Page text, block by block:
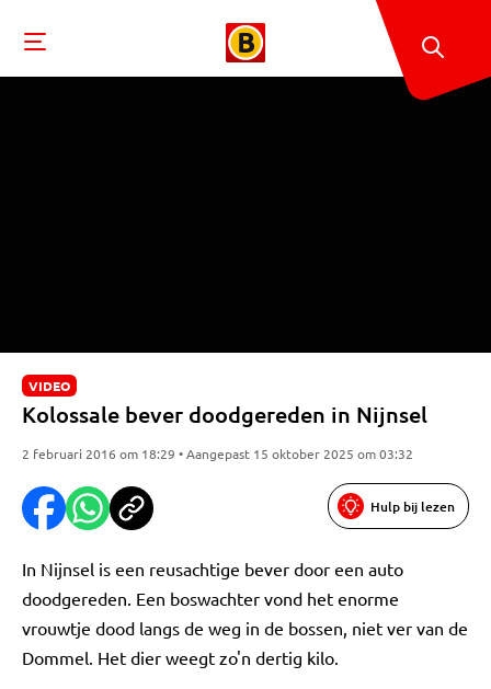
VIDEO
Kolossale bever doodgereden in Nijnsel
2 februari 2016 om 18:29 • Aangepast 15 oktober 2025 om 03:32
Hulp bij lezen
In Nijnsel is een reusachtige bever door een auto
doodgereden. Een boswachter vond het enorme
vrouwtje dood langs de weg in de bossen, niet ver van de
Dommel. Het dier weegt zo'n dertig kilo.